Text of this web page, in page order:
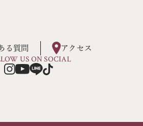
る質問 アクセス
US ON SOCIAL